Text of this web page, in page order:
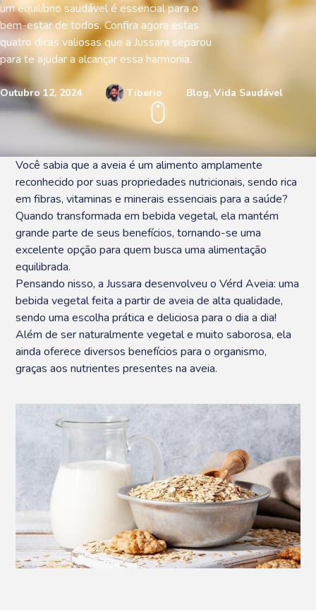
um equilíbrio saudável é essencial para o
bem-estar de todos. Confira agora estas
quatro dicas valiosas que a Jussara separou
para te ajudar a alcançar essa harmonia.
Outubro 12, 2024 Tiberio Blog, Vida Saudável
Você sabia que a aveia é um alimento amplamente
reconhecido por suas propriedades nutricionais, sendo rica
em fibras, vitaminas e minerais essenciais para a saúde?
Quando transformada em bebida vegetal, ela mantém
grande parte de seus benefícios, tornando-se uma
excelente opção para quem busca uma alimentação
equilibrada.
Pensando nisso, a Jussara desenvolveu o Vérd Aveia: uma
bebida vegetal feita a partir de aveia de alta qualidade,
sendo uma escolha prática e deliciosa para o dia a dia!
Além de ser naturalmente vegetal e muito saborosa, ela
ainda oferece diversos benefícios para o organismo,
graças aos nutrientes presentes na aveia.